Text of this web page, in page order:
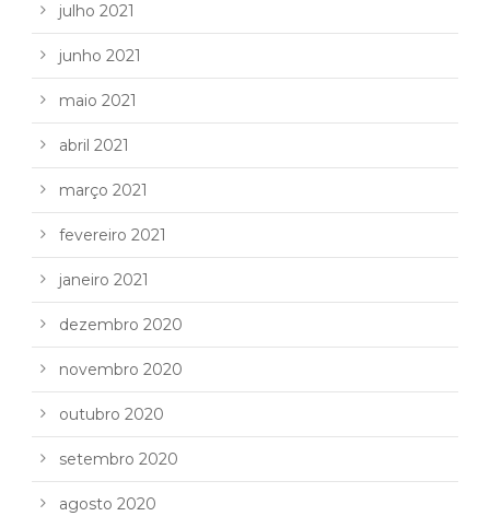
julho 2021
junho 2021
maio 2021
abril 2021
março 2021
fevereiro 2021
janeiro 2021
dezembro 2020
novembro 2020
outubro 2020
setembro 2020
agosto 2020